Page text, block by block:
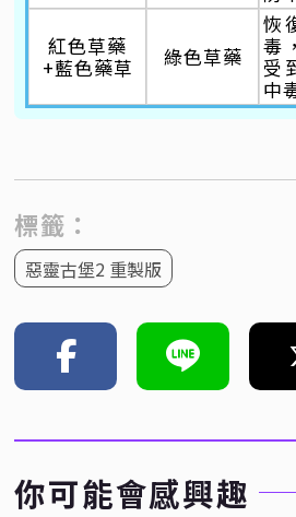
紅色草藥
+藍色藥草
綠色草藥
恢
毒
受
中
標籤：
惡靈古堡2 重製版
你可能會感興趣